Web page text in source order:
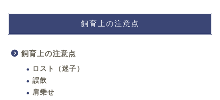
飼育上の注意点
飼育上の注意点
ロスト（迷子）
誤飲
肩乗せ